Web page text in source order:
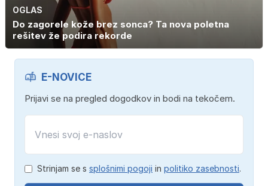
OGLAS
Do zagorele kože brez sonca? Ta nova poletna
rešitev že podira rekorde
E-NOVICE
Prijavi se na pregled dogodkov in bodi na tekočem.
Strinjam se s splošnimi pogoji in politiko zasebnosti.